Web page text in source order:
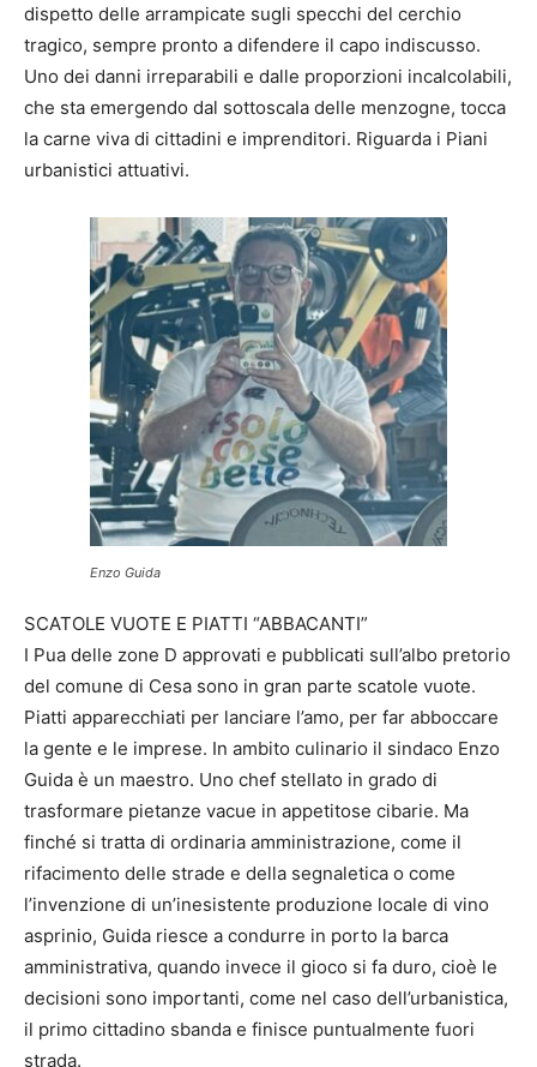
dispetto delle arrampicate sugli specchi del cerchio
tragico, sempre pronto a difendere il capo indiscusso.
Uno dei danni irreparabili e dalle proporzioni incalcolabili,
che sta emergendo dal sottoscala delle menzogne, tocca
la carne viva di cittadini e imprenditori. Riguarda i Piani
urbanistici attuativi.
Enzo Guida
SCATOLE VUOTE E PIATTI “ABBACANTI”
I Pua delle zone D approvati e pubblicati sull’albo pretorio
del comune di Cesa sono in gran parte scatole vuote.
Piatti apparecchiati per lanciare l’amo, per far abboccare
la gente e le imprese. In ambito culinario il sindaco Enzo
Guida è un maestro. Uno chef stellato in grado di
trasformare pietanze vacue in appetitose cibarie. Ma
finché si tratta di ordinaria amministrazione, come il
rifacimento delle strade e della segnaletica o come
l’invenzione di un’inesistente produzione locale di vino
asprinio, Guida riesce a condurre in porto la barca
amministrativa, quando invece il gioco si fa duro, cioè le
decisioni sono importanti, come nel caso dell’urbanistica,
il primo cittadino sbanda e finisce puntualmente fuori
strada.